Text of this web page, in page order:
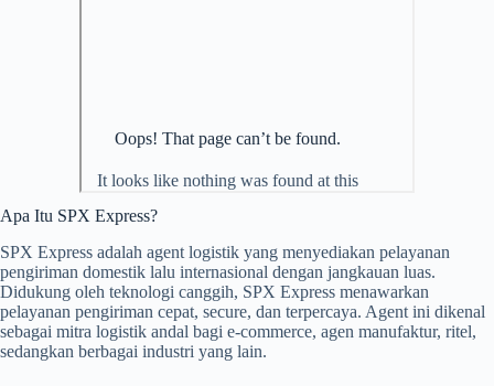
Apa Itu SPX Express?
SPX Express adalah agent logistik yang menyediakan pelayanan
pengiriman domestik lalu internasional dengan jangkauan luas.
Didukung oleh teknologi canggih, SPX Express menawarkan
pelayanan pengiriman cepat, secure, dan terpercaya. Agent ini dikenal
sebagai mitra logistik andal bagi e-commerce, agen manufaktur, ritel,
sedangkan berbagai industri yang lain.